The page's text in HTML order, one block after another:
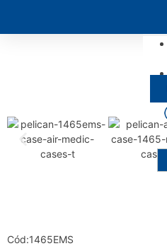
Cód:1465EMS